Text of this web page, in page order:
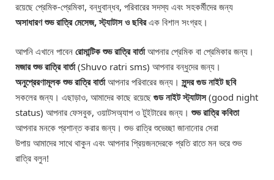
রয়েছে প্রেমিক-প্রেমিকা, বন্ধুবান্ধব, পরিবারের সদস্য এবং সহকর্মীদের জন্য
অসাধারণ শুভ রাত্রি মেসেজ, স্ট্যাটাস ও ছবিরএক বিশাল সংগ্রহ।
আপনি এখানে পাবেন রোমান্টিক শুভ রাত্রি বার্তাআপনার প্রেমিক বা প্রেমিকার জন্য।
মজার শুভ রাত্রি বার্তা(Shuvo ratri sms) আপনার বন্ধুদের জন্য।
অনুপ্রেরণামূলক শুভ রাত্রি বার্তাআপনার পরিবারের জন্য। সুন্দর গুড নাইট ছবি
সকলের জন্য। এছাড়াও, আমাদের কাছে রয়েছে গুড নাইট স্ট্যাটাস(good night
status) আপনার ফেসবুক, ওয়াটসঅ্যাপ ও টুইটারের জন্য।শুভ রাত্রি কবিতা
আপনার মনকে প্রশান্ত করার জন্য। শুভ রাত্রি শুভেচ্ছা জানানোর সেরা
উপায় আমাদের সাথে থাকুন এবং আপনার প্রিয়জনদেরকে প্রতি রাতে মন ভরে শুভ
রাত্রি বলুন!